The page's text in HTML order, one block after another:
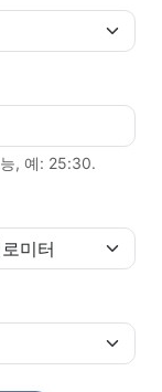
, 예: 25:30.